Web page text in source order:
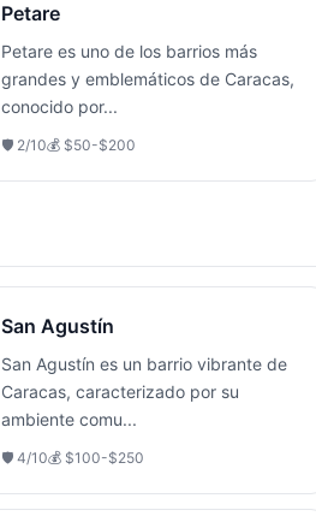
Petare
Petare es uno de los barrios más
grandes y emblemáticos de Caracas,
conocido por...
🛡️ 2/10💰 $50-$200
San Agustín
San Agustín es un barrio vibrante de
Caracas, caracterizado por su
ambiente comu...
🛡️ 4/10💰 $100-$250